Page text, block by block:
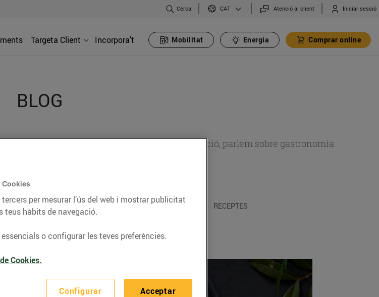
Cerca CAT Atenció al client Iniciar sessió
Targeta Client Incorpora't Mobilitat Energia Comprar online
BLOG
informació d’actualitat sobre alimentació, parlem sobre gastronomia
SALUDABLES ENERGIA GASTRONOMIA I TRADICIONS RECEPTES
Cookies
per mesurar l’ús del web i mostrar publicitat
teus hàbits de navegació.
o configurar les teves preferències.
Cookies.
Configurar Acceptar